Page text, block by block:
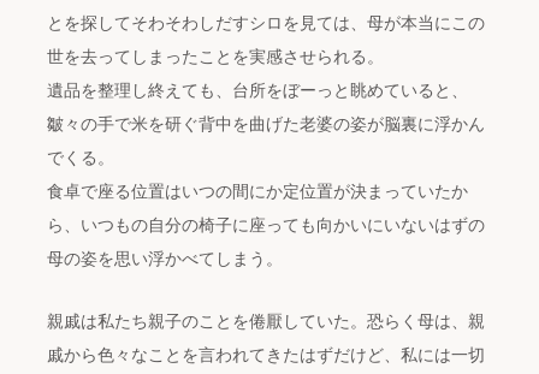
とを探してそわそわしだすシロを見ては、母が本当にこの
世を去ってしまったことを実感させられる。
遺品を整理し終えても、台所をぼーっと眺めていると、
皺々の手で米を研ぐ背中を曲げた老婆の姿が脳裏に浮かん
でくる。
食卓で座る位置はいつの間にか定位置が決まっていたか
ら、いつもの自分の椅子に座っても向かいにいないはずの
母の姿を思い浮かべてしまう。
親戚は私たち親子のことを倦厭していた。恐らく母は、親
戚から色々なことを言われてきたはずだけど、私には一切